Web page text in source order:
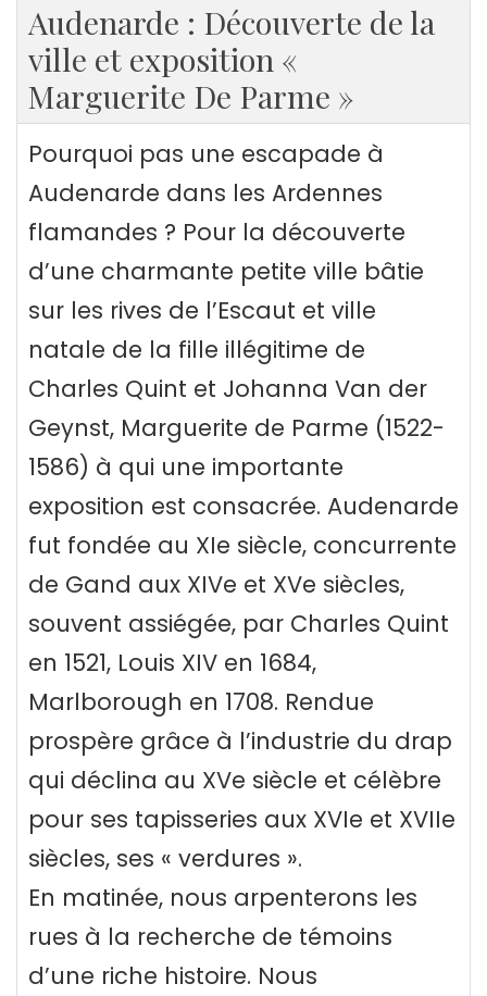
Audenarde : Découverte de la
ville et exposition «
Marguerite De Parme »
Pourquoi pas une escapade à
Audenarde dans les Ardennes
flamandes ? Pour la découverte
d’une charmante petite ville bâtie
sur les rives de l’Escaut et ville
natale de la fille illégitime de
Charles Quint et Johanna Van der
Geynst, Marguerite de Parme (1522-
1586) à qui une importante
exposition est consacrée. Audenarde
fut fondée au XIe siècle, concurrente
de Gand aux XIVe et XVe siècles,
souvent assiégée, par Charles Quint
en 1521, Louis XIV en 1684,
Marlborough en 1708. Rendue
prospère grâce à l’industrie du drap
qui déclina au XVe siècle et célèbre
pour ses tapisseries aux XVIe et XVIIe
siècles, ses « verdures ».
En matinée, nous arpenterons les
rues à la recherche de témoins
d’une riche histoire. Nous